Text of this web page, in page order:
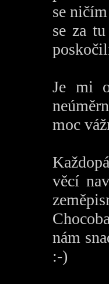
se
se za
Je mi
moc
věcí
nám
:-)